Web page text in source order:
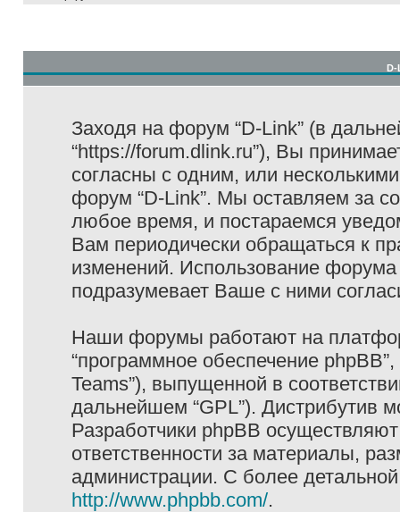
D-
Заходя на форум “D-Link” (в
“https://forum.dlink.ru”), Вы
согласны с одним, или
форум “D-Link”. Мы оставляем за
любое время, и постараемся
Вам периодически обращаться к
изменений. Использование
подразумевает Ваше с ними
Наши форумы работают на
“программное обеспечение
Teams”), выпущенной в
дальнейшем “GPL”). Дистрибутив
Разработчики phpBB
ответственности за материалы,
администрации. С более
http://www.phpbb.com/.